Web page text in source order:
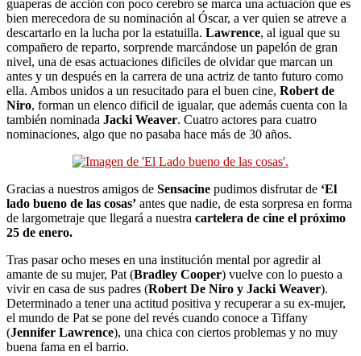
guaperas de acción con poco cerebro se marca una actuación que es
bien merecedora de su nominación al Óscar, a ver quien se atreve a
descartarlo en la lucha por la estatuilla. Lawrence, al igual que su
compañero de reparto, sorprende marcándose un papelón de gran
nivel, una de esas actuaciones dificiles de olvidar que marcan un
antes y un después en la carrera de una actriz de tanto futuro como
ella. Ambos unidos a un resucitado para el buen cine, Robert de
Niro, forman un elenco dificil de igualar, que además cuenta con la
también nominada Jacki Weaver. Cuatro actores para cuatro
nominaciones, algo que no pasaba hace más de 30 años.
Gracias a nuestros amigos de Sensacine pudimos disfrutar de ‘El
lado bueno de las cosas’ antes que nadie, de esta sorpresa en forma
de largometraje que llegará a nuestra cartelera de cine el próximo
25 de enero.
Tras pasar ocho meses en una institución mental por agredir al
amante de su mujer, Pat (Bradley Cooper) vuelve con lo puesto a
vivir en casa de sus padres (Robert De Niro y Jacki Weaver).
Determinado a tener una actitud positiva y recuperar a su ex-mujer,
el mundo de Pat se pone del revés cuando conoce a Tiffany
(Jennifer Lawrence), una chica con ciertos problemas y no muy
buena fama en el barrio.